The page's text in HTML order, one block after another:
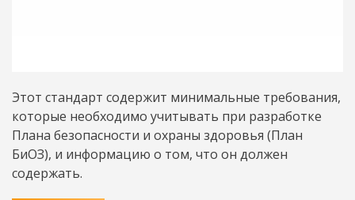
Этот стандарт содержит минимальные требования,
которые необходимо учитывать при разработке
Плана безопасности и охраны здоровья (План
БиОЗ), и информацию о том, что он должен
содержать.